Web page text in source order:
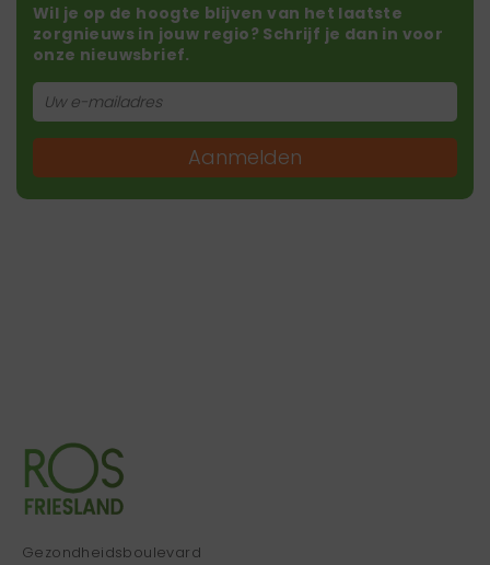
Wil je op de hoogte blijven van het laatste
zorgnieuws in jouw regio? Schrijf je dan in voor
onze nieuwsbrief.
Aanmelden
Gezondheidsboulevard